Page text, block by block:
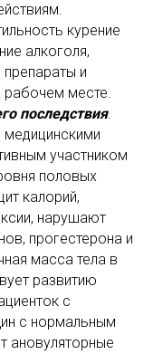
курение
алкоголя,
и
рабочем месте.
последствия.
участником
половых
калорий,
нарушают
прогестерона и
масса тела в
развитию
с
с нормальным
ановуляторные